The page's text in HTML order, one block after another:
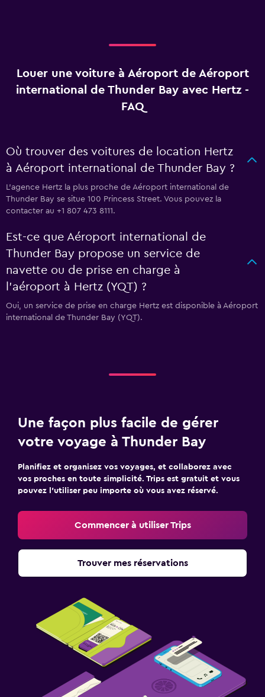
Louer une voiture à Aéroport de Aéroport
international de Thunder Bay avec Hertz -
FAQ
Où trouver des voitures de location Hertz
à Aéroport international de Thunder Bay ?
L’agence Hertz la plus proche de Aéroport international de
Thunder Bay se situe 100 Princess Street. Vous pouvez la
contacter au +1 807 473 8111.
Est-ce que Aéroport international de
Thunder Bay propose un service de
navette ou de prise en charge à
l’aéroport à Hertz (YQT) ?
Oui, un service de prise en charge Hertz est disponible à Aéroport
international de Thunder Bay (YQT).
Une façon plus facile de gérer
votre voyage à Thunder Bay
Planifiez et organisez vos voyages, et collaborez avec
vos proches en toute simplicité. Trips est gratuit et vous
pouvez l’utiliser peu importe où vous avez réservé.
Commencer à utiliser Trips
Trouver mes réservations